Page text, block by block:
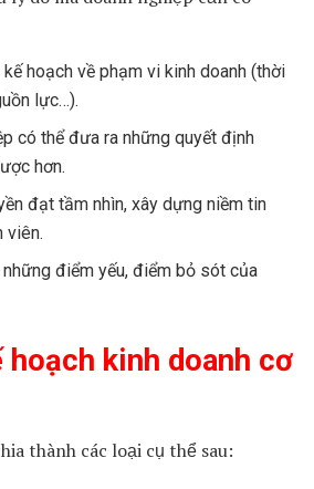
kế hoạch về phạm vi kinh doanh (thời
lực…).
có thể đưa ra những quyết định
hơn.
đạt tầm nhìn, xây dựng niềm tin
viên.
những điểm yếu, điểm bỏ sót của
hoạch kinh doanh cơ
thành các loại cụ thể sau: